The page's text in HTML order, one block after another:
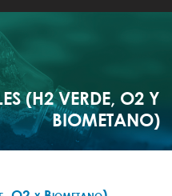
(H2 VERDE, O2 Y
BIOMETANO)